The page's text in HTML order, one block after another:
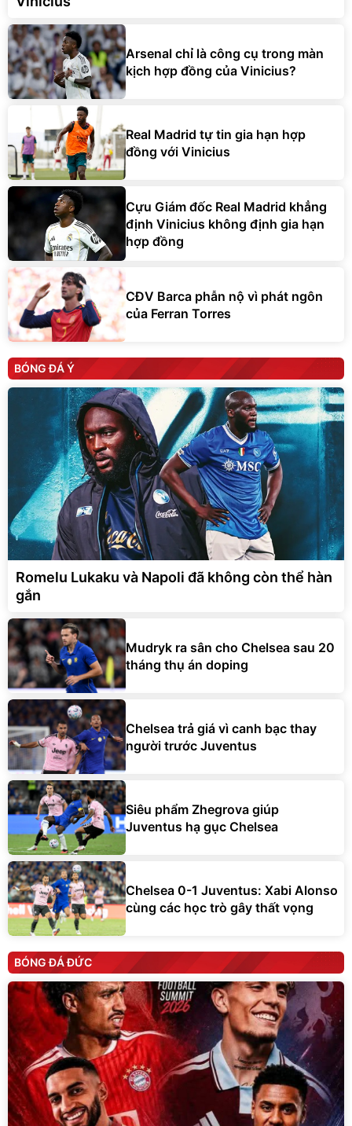
Arsenal chỉ là công cụ trong màn
kịch hợp đồng của Vinicius?
Real Madrid tự tin gia hạn hợp
đồng với Vinicius
Cựu Giám đốc Real Madrid khẳng
định Vinicius không định gia hạn
hợp đồng
CĐV Barca phẫn nộ vì phát ngôn
của Ferran Torres
BÓNG ĐÁ Ý
Romelu Lukaku và Napoli đã không còn thể hàn
gắn
Mudryk ra sân cho Chelsea sau 20
tháng thụ án doping
Chelsea trả giá vì canh bạc thay
người trước Juventus
Siêu phẩm Zhegrova giúp
Juventus hạ gục Chelsea
Chelsea 0-1 Juventus: Xabi Alonso
cùng các học trò gây thất vọng
BÓNG ĐÁ ĐỨC